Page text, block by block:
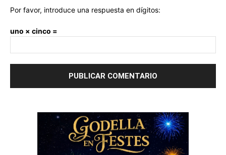
Por favor, introduce una respuesta en dígitos:
uno × cinco =